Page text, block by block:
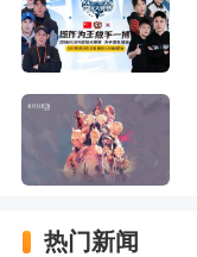
热门新闻